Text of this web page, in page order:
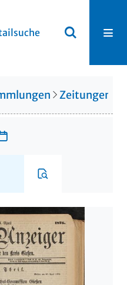
Zeitungen